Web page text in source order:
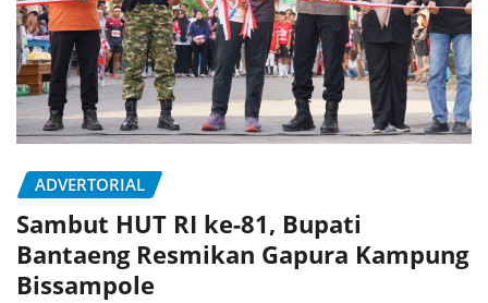
ADVERTORIAL
Sambut HUT RI ke-81, Bupati
Bantaeng Resmikan Gapura Kampung
Bissampole